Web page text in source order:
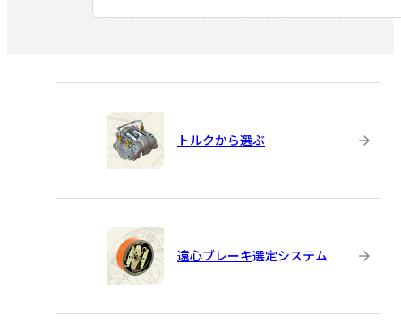
トルクから選ぶ
遠心ブレーキ選定システム